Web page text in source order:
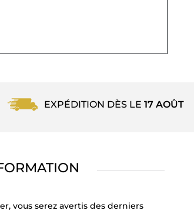
EXPÉDITION DÈS LE 17 AOÛT
vous serez avertis des derniers